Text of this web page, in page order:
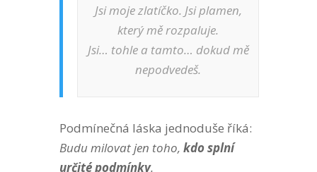
Jsi moje zlatíčko. Jsi plamen,
který mě rozpaluje.
Jsi… tohle a tamto… dokud mě
nepodvedeš.
Podmínečná láska jednoduše říká:
Budu milovat jen toho, kdo splní
určité podmínky.